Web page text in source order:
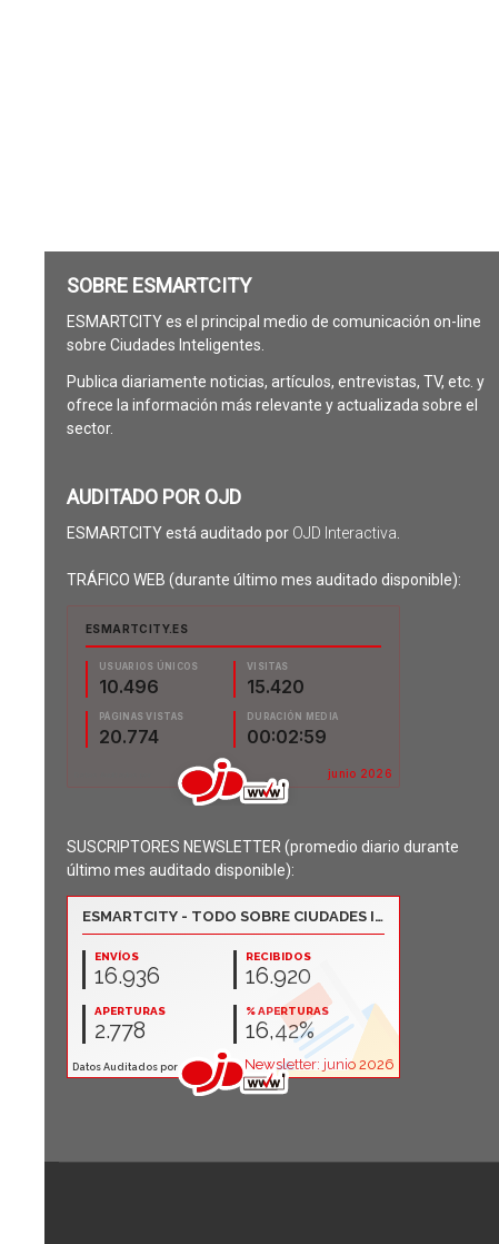
SOBRE ESMARTCITY
ESMARTCITY es el principal medio de comunicación on-line
sobre Ciudades Inteligentes.
Publica diariamente noticias, artículos, entrevistas, TV, etc. y
ofrece la información más relevante y actualizada sobre el
sector.
AUDITADO POR OJD
ESMARTCITY está auditado por OJD Interactiva
TRÁFICO WEB (durante último mes auditado disponible):
SUSCRIPTORES NEWSLETTER (promedio diario durante
último mes auditado disponible):